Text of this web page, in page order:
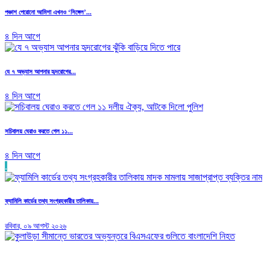
পঞ্চাশ পেরোনো আমিশা এখনও ‘সিঙ্গেল’...
৪ দিন আগে
যে ৭ অভ্যাস আপনার হৃদরোগের...
৪ দিন আগে
সচিবালয় ঘেরাও করতে গেল ১১...
৪ দিন আগে
.
ফ্যামিলি কার্ডের তথ্য সংগ্রহকারীর তালিকায়...
রবিবার, ০৯ আগস্ট ২০২৬